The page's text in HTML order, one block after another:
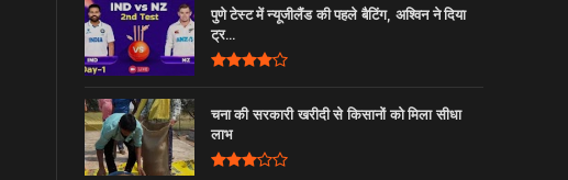
पुणे टेस्ट में न्यूजीलैंड की पहले बैटिंग, अश्विन ने दिया
ट्र...
चना की सरकारी खरीदी से किसानों को मिला सीधा
लाभ